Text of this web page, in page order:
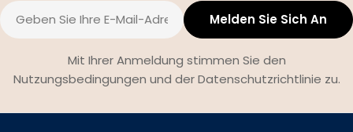
E-
Mail
Melden Sie Sich An
Mit Ihrer Anmeldung stimmen Sie den
Nutzungsbedingungen und der Datenschutzrichtlinie zu.